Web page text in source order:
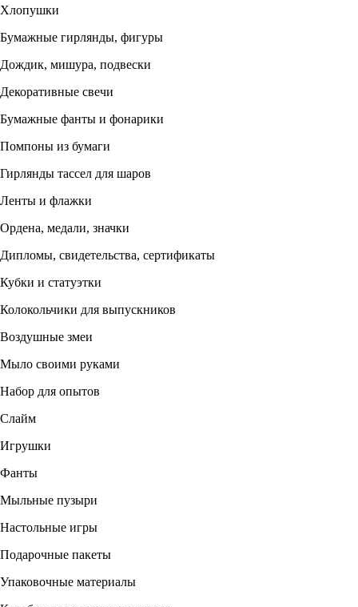
Хлопушки
Бумажные гирлянды, фигуры
Дождик, мишура, подвески
Декоративные свечи
Бумажные фанты и фонарики
Помпоны из бумаги
Гирлянды тассел для шаров
Ленты и флажки
Ордена, медали, значки
Дипломы, свидетельства, сертификаты
Кубки и статуэтки
Колокольчики для выпускников
Воздушные змеи
Мыло своими руками
Набор для опытов
Слайм
Игрушки
Фанты
Мыльные пузыри
Настольные игры
Подарочные пакеты
Упаковочные материалы